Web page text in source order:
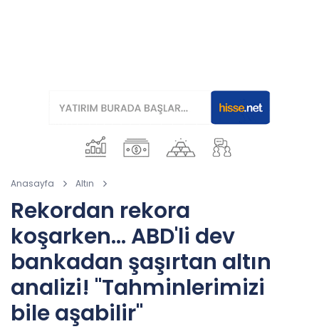
Anasayfa Altın
Rekordan rekora
koşarken... ABD'li dev
bankadan şaşırtan altın
analizi! "Tahminlerimizi
bile aşabilir"